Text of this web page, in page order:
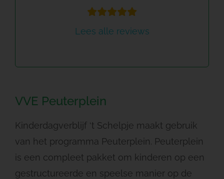
Lees alle reviews
VVE Peuterplein
Kinderdagverblijf ‘t Schelpje maakt gebruik
van het programma Peuterplein. Peuterplein
is een compleet pakket om kinderen op een
gestructureerde en speelse manier op de